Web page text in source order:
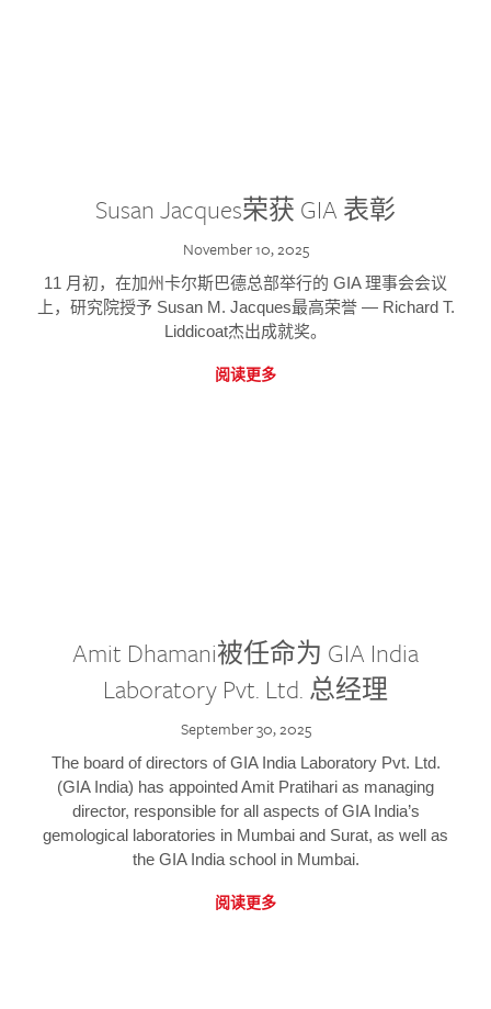
Susan Jacques荣获 GIA 表彰
November 10, 2025
11 月初，在加州卡尔斯巴德总部举行的 GIA 理事会会议
上，研究院授予 Susan M. Jacques最高荣誉 — Richard T.
Liddicoat杰出成就奖。
阅读更多
Amit Dhamani被任命为 GIA India
Laboratory Pvt. Ltd. 总经理
September 30, 2025
The board of directors of GIA India Laboratory Pvt. Ltd.
(GIA India) has appointed Amit Pratihari as managing
director, responsible for all aspects of GIA India’s
gemological laboratories in Mumbai and Surat, as well as
the GIA India school in Mumbai.
阅读更多